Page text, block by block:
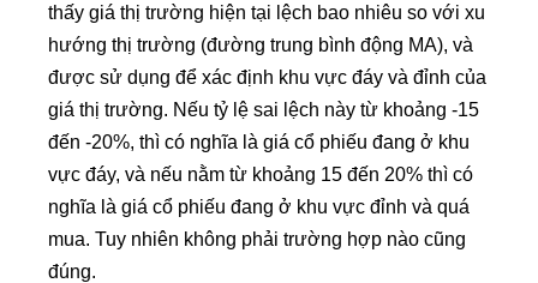
thấy giá thị trường hiện tại lệch bao nhiêu so với xu
hướng thị trường (đường trung bình động MA), và
được sử dụng để xác định khu vực đáy và đỉnh của
giá thị trường. Nếu tỷ lệ sai lệch này từ khoảng -15
đến -20%, thì có nghĩa là giá cổ phiếu đang ở khu
vực đáy, và nếu nằm từ khoảng 15 đến 20% thì có
nghĩa là giá cổ phiếu đang ở khu vực đỉnh và quá
mua. Tuy nhiên không phải trường hợp nào cũng
đúng.